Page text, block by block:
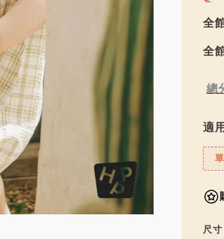
全
全
總
適
尺寸